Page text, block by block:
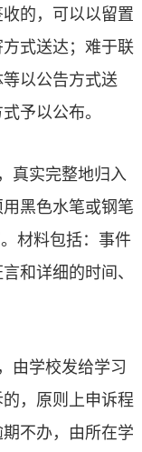
的，可以以留置
式送达；难于联
以公告方式送
予以公布。
真实完整地归入
黑色水笔或钢笔
材料包括：事件
和详细的时间、
由学校发给学习
，原则上申诉程
不办，由所在学